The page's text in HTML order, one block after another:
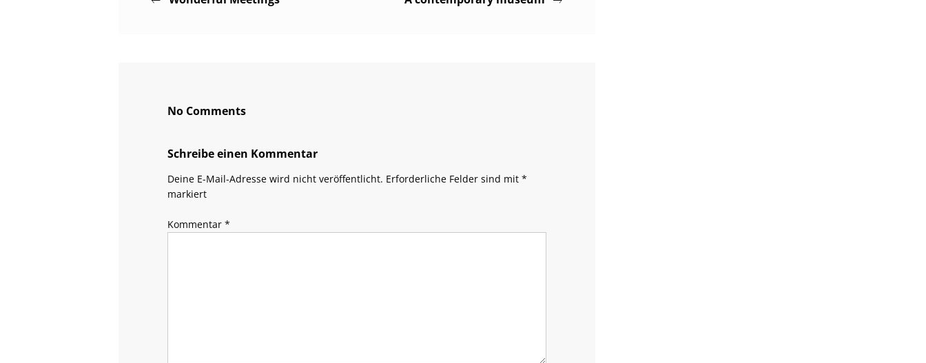
No Comments
Schreibe einen Kommentar
Deine E-Mail-Adresse wird nicht veröffentlicht. Erforderliche Felder sind mit *
markiert
Kommentar *